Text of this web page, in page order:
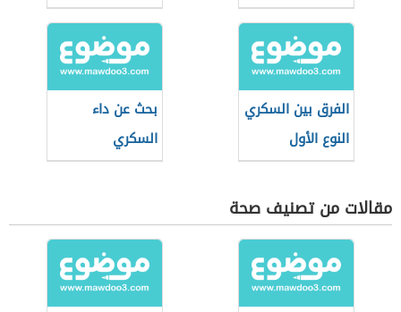
الفرق بين السكري
النوع الأول
والثاني
بحث عن داء
السكري
مقالات من تصنيف صحة